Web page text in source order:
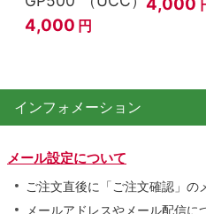
4,000 円
インフォメーション
メール設定について
ご注文直後に「ご注文確認」の
メールアドレスやメール配信